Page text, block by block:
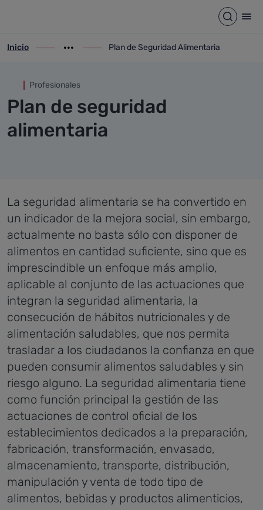
Plan de Seguridad Abrir
ir-a inicio
Inicio
Mostrar opciones del camino de migas
ir-a Plan de Seguridad Alimentaria
Plan de Seguridad Alimentaria
Profesionales
Plan de seguridad
alimentaria
La seguridad alimentaria se ha convertido en
un indicador de la mejora social, sin embargo,
actualmente no basta sólo con disponer de
alimentos en cantidad suficiente, sino que es
imprescindible un enfoque más amplio,
aplicable al conjunto de las actuaciones que
integran la seguridad alimentaria, la
consecución de hábitos nutricionales y de
alimentación saludables, que nos permita
trasladar a los ciudadanos la confianza en que
pueden consumir alimentos saludables y sin
riesgo alguno. La seguridad alimentaria tiene
como función principal la gestión de las
actuaciones de control oficial de los
establecimientos dedicados a la preparación,
fabricación, transformación, envasado,
almacenamiento, transporte, distribución,
manipulación y venta de todo tipo de
alimentos, bebidas y productos alimenticios,